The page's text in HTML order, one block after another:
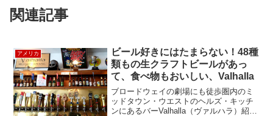
関連記事
アメリカ
ビール好きにはたまらない！48種
類もの生クラフトビールがあっ
て、食べ物もおいしい、Valhalla
ブロードウェイの劇場にも徒歩圏内のミ
ッドタウン・ウエストのヘルズ・キッチ
ンにあるバーValhalla（ヴァルハラ）紹介